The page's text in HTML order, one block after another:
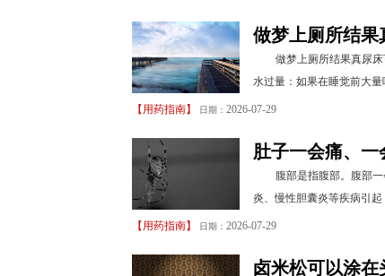
做梦上厕所结果
做梦上厕所结果真尿
水过量：如果在睡觉前大
【 用药指南】 日期： 2026-07-29
肚子一会痛、
腹部是指腹部。腹部
炎、慢性胆囊炎等疾病引
【 用药指南】 日期： 2026-07-29
卤米松可以涂在